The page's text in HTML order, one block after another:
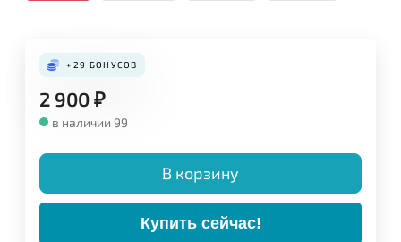
+29 БОНУСОВ
2 900₽
в наличии 99
В корзину
Купить сейчас!